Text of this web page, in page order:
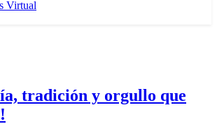
Virtual
tradición y orgullo que